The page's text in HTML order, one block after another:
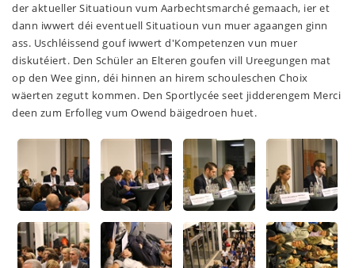
der aktueller Situatioun vum Aarbechtsmarché gemaach, ier et
dann iwwert déi eventuell Situatioun vun muer agaangen ginn
ass. Uschléissend gouf iwwert d'Kompetenzen vun muer
diskutéiert. Den Schüler an Elteren goufen vill Ureegungen mat
op den Wee ginn, déi hinnen an hirem schouleschen Choix
wäerten zegutt kommen. Den Sportlycée seet jidderengem Merci
deen zum Erfolleg vum Owend bäigedroen huet.